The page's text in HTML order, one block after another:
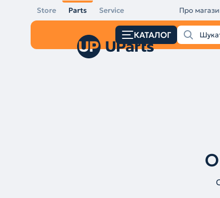
Store Parts Service Про
КАТАЛОГ